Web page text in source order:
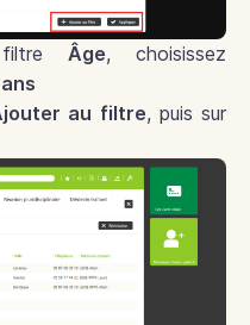
Âge, choisissez
au filtre, puis sur